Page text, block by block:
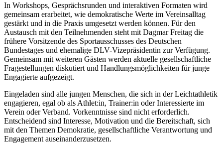
In Workshops, Gesprächsrunden und interaktiven Formaten wird
gemeinsam erarbeitet, wie demokratische Werte im Vereinsalltag
gestärkt und in die Praxis umgesetzt werden können. Für den
Austausch mit den Teilnehmenden steht mit Dagmar Freitag die
frühere Vorsitzende des Sportausschusses des Deutschen
Bundestages und ehemalige DLV-Vizepräsidentin zur Verfügung.
Gemeinsam mit weiteren Gästen werden aktuelle gesellschaftliche
Fragestellungen diskutiert und Handlungsmöglichkeiten für junge
Engagierte aufgezeigt.
Eingeladen sind alle jungen Menschen, die sich in der Leichtathletik
engagieren, egal ob als Athlet:in, Trainer:in oder Interessierte im
Verein oder Verband. Vorkenntnisse sind nicht erforderlich.
Entscheidend sind Interesse, Motivation und die Bereitschaft, sich
mit den Themen Demokratie, gesellschaftliche Verantwortung und
Engagement auseinanderzusetzen.